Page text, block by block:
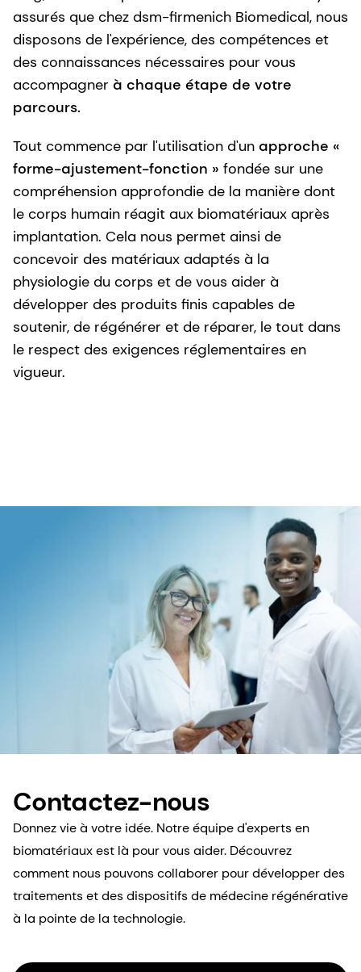
assurés que chez dsm-firmenich Biomedical, nous
disposons de l'expérience, des compétences et
des connaissances nécessaires pour vous
accompagner à chaque étape de votre
parcours.
Tout commence par l'utilisation d'un approche «
forme-ajustement-fonction » fondée sur une
compréhension approfondie de la manière dont
le corps humain réagit aux biomatériaux après
implantation. Cela nous permet ainsi de
concevoir des matériaux adaptés à la
physiologie du corps et de vous aider à
développer des produits finis capables de
soutenir, de régénérer et de réparer, le tout dans
le respect des exigences réglementaires en
vigueur.
Contactez-nous
Donnez vie à votre idée. Notre équipe d'experts en
biomatériaux est là pour vous aider. Découvrez
comment nous pouvons collaborer pour développer des
traitements et des dispositifs de médecine régénérative
à la pointe de la technologie.